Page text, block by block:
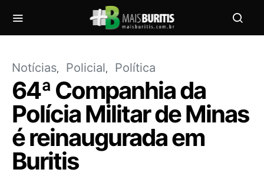
Notícias Policial Política
64ª Companhia da
Polícia Militar de Minas
é reinaugurada em
Buritis